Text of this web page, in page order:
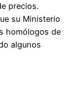
precios.
su Ministerio
homólogos de
algunos